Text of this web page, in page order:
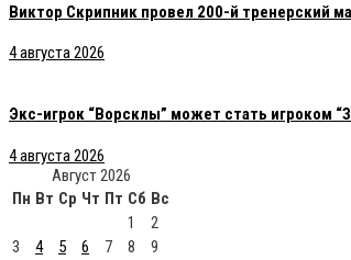
Виктор Скрипник провел 200-й тренерский
4 августа 2026
Экс-игрок “Ворсклы” может стать игроком
4 августа 2026
Август 2026
Пн Вт Ср Чт Пт Сб Вс
1
2
3
4 5 6 7 8
9